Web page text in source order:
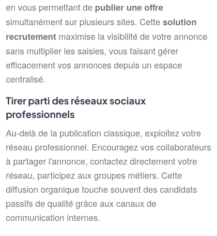
en vous permettant de publier une offre
simultanément sur plusieurs sites. Cettesolution
recrutement maximise la visibilité de votre annonce
sans multiplier les saisies, vous faisant gérer
efficacement vos annonces depuis un espace
centralisé.
Tirer parti des réseaux sociaux
professionnels
Au-delà de la publication classique, exploitez votre
réseau professionnel. Encouragez vos collaborateurs
à partager l'annonce, contactez directement votre
réseau, participez aux groupes métiers. Cette
diffusion organique touche souvent des candidats
passifs de qualité grâce aux canaux de
communication internes.